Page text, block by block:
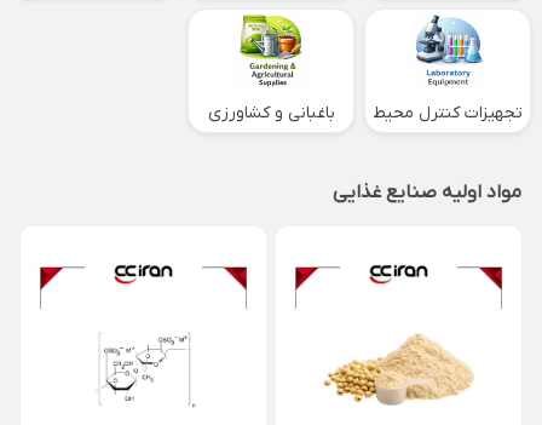
آرایشی و بهداشتی
تجهیزات کنترل محیط
باغبانی و کشاورزی
مواد اولیه صنایع غذایی